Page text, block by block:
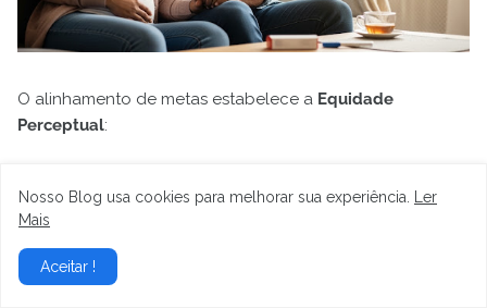
O alinhamento de metas estabelece a Equidade
Perceptual:
Equidade da Carga Mental:O Diálogo de Valores força
o casal a reconhecer e alocar a
trabalho de pensar
é mais importante para a satisfação do que a equidade
Nosso Blog usa cookies para melhorar sua experiência.
Ler
Mais
Aceitar !